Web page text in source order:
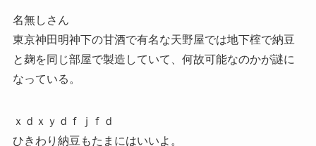
名無しさん
東京神田明神下の甘酒で有名な天野屋では地下榁で納豆
と麹を同じ部屋で製造していて、何故可能なのかが謎に
なっている。
ｘｄｘｙｄｆｊｆｄ
ひきわり納豆もたまにはいいよ。